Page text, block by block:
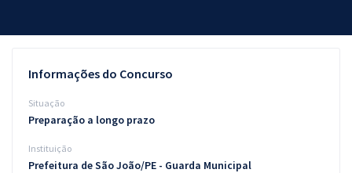
Questões grátis
Blog
Informações do Concurso
Situação
Preparação a longo prazo
Instituição
Prefeitura de São João/PE - Guarda Municipal